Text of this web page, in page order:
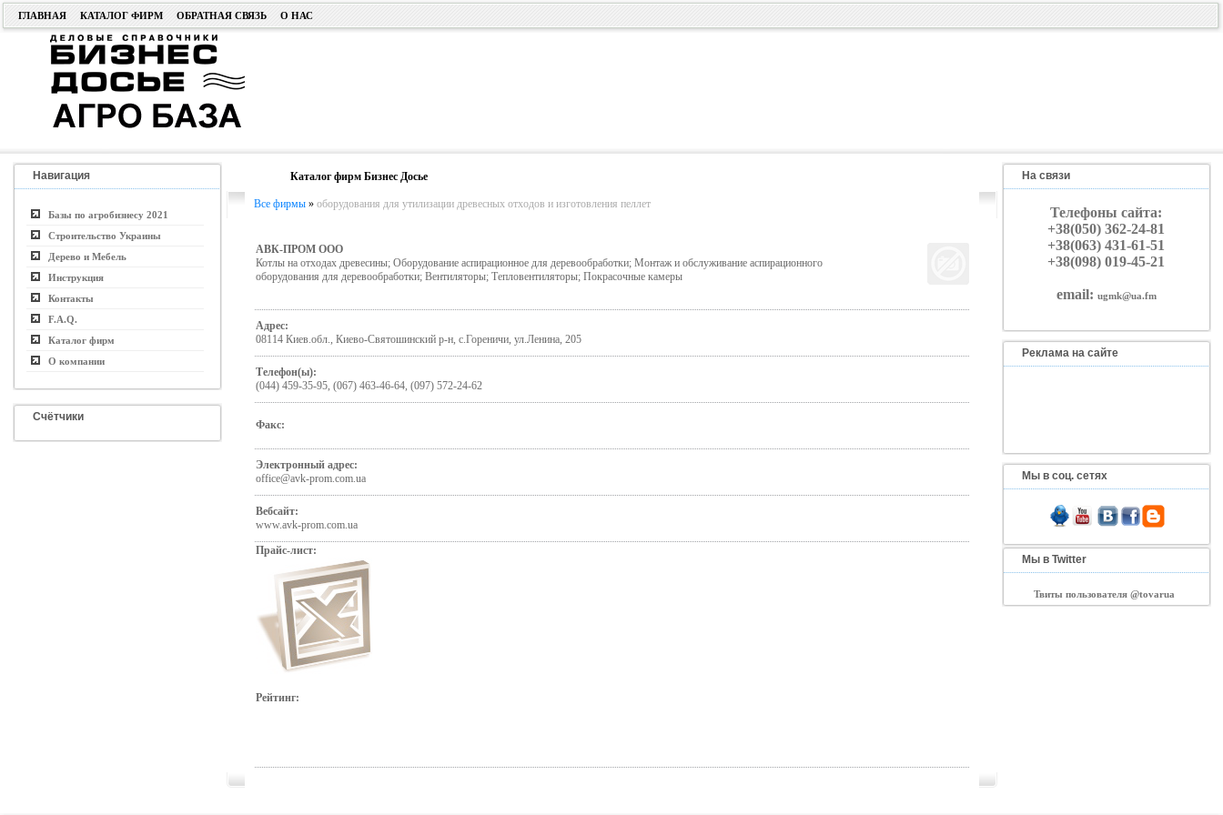
ГЛАВНАЯ КАТАЛОГ ФИРМ ОБРАТНАЯ СВЯЗЬ О НАС
Навигация
Базы по агробизнесу 2021
Строительство Украины
Дерево и Мебель
Инструкция
Контакты
F.A.Q.
Каталог фирм
О компании
Счётчики
Каталог фирм Бизнес Досье
Все фирмы» оборудования для утилизации древесных отходов и изготовления пеллет
АВК-ПРОМ ООО
Котлы на отходах древесины; Оборудование аспирационное для деревообработки; Монтаж и обслуживание аспирационного
оборудования для деревообработки; Вентиляторы; Тепловентиляторы; Покрасочные камеры
Адрес:
08114 Киев.обл., Киево-Святошинский р-н, с.Гореничи, ул.Ленина, 205
Телефон(ы):
(044) 459-35-95, (067) 463-46-64, (097) 572-24-62
Факс:
Электронный адрес:
office@avk-prom.com.ua
Вебсайт:
www.avk-prom.com.ua
Прайс-лист:
Рейтинг:
На связи
Телефоны сайта:
+38(050) 362-24-81
+38(063) 431-61-51
+38(098) 019-45-21
email: ugmk@ua.fm
Реклама на сайте
Мы в соц. сетях
Мы в Twitter
Твиты пользователя @tovarua